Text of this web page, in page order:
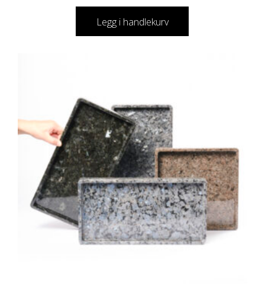
Legg i handlekurv